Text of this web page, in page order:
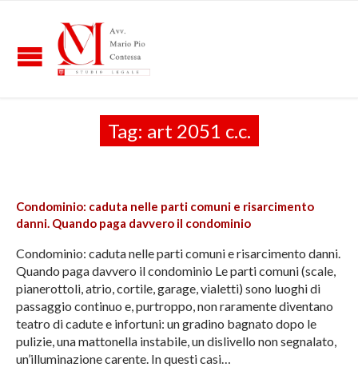
Tag: art 2051 c.c.
Condominio: caduta nelle parti comuni e risarcimento
danni. Quando paga davvero il condominio
Condominio: caduta nelle parti comuni e risarcimento danni.
Quando paga davvero il condominio Le parti comuni (scale,
pianerottoli, atrio, cortile, garage, vialetti) sono luoghi di
passaggio continuo e, purtroppo, non raramente diventano
teatro di cadute e infortuni: un gradino bagnato dopo le
pulizie, una mattonella instabile, un dislivello non segnalato,
un’illuminazione carente. In questi casi…